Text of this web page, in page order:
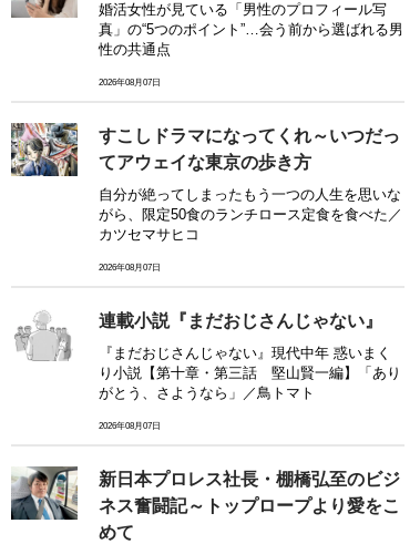
婚活女性が見ている「男性のプロフィール写
真」の“5つのポイント”…会う前から選ばれる男
性の共通点
2026年08月07日
すこしドラマになってくれ～いつだっ
てアウェイな東京の歩き方
自分が絶ってしまったもう一つの人生を思いな
がら、限定50食のランチロース定食を食べた／
カツセマサヒコ
2026年08月07日
連載小説『まだおじさんじゃない』
『まだおじさんじゃない』現代中年 惑いまく
り小説【第十章・第三話 堅山賢一編】「あり
がとう、さようなら」／鳥トマト
2026年08月07日
新日本プロレス社長・棚橋弘至のビジ
ネス奮闘記～トップロープより愛をこ
めて